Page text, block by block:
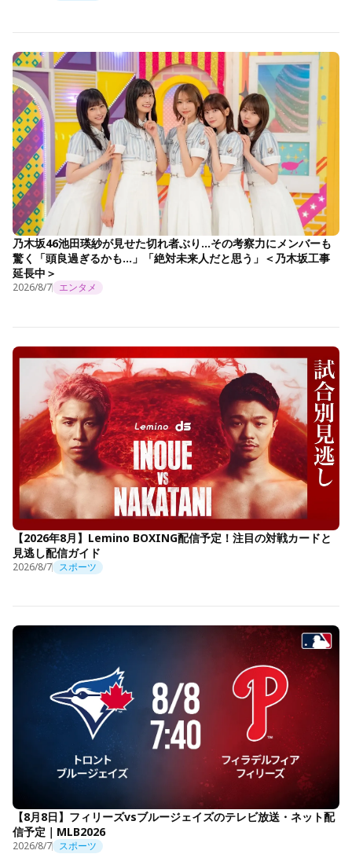
乃木坂46池田瑛紗が見せた切れ者ぶり…その考察力にメンバーも
驚く「頭良過ぎるかも…」「絶対未来人だと思う」＜乃木坂工事
延長中＞
2026/8/7 エンタメ
【2026年8月】Lemino BOXING配信予定！注目の対戦カードと
見逃し配信ガイド
2026/8/7 スポーツ
【8月8日】フィリーズvsブルージェイズのテレビ放送・ネット配
信予定｜MLB2026
2026/8/7 スポーツ